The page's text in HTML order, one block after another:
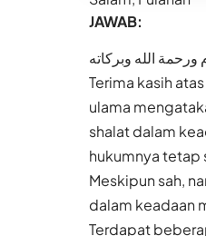
JAWAB:
ورحمة الله وبركاته
Terima kasih
ulama
shalat dalam
hukumnya tetap
Meskipun sah,
dalam keadaan
Terdapat